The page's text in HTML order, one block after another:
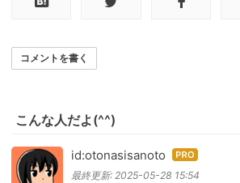
コメントを書く
こんな人だよ(^^)
id:otonasisanoto はて
なブ
最終更新: 2025-05-28 15:54